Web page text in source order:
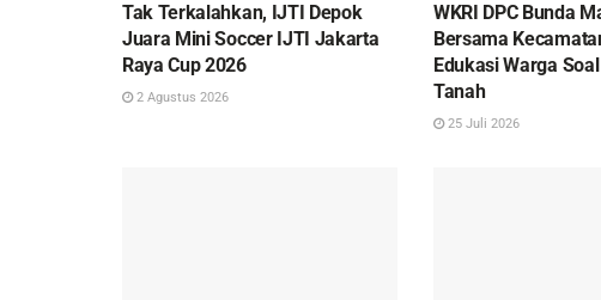
Tak Terkalahkan, IJTI Depok
Juara Mini Soccer IJTI Jakarta
Raya Cup 2026
2 Agustus 2026
WKRI DPC Bunda
Bersama
Edukasi Warga
Tanah
25 Juli 2026